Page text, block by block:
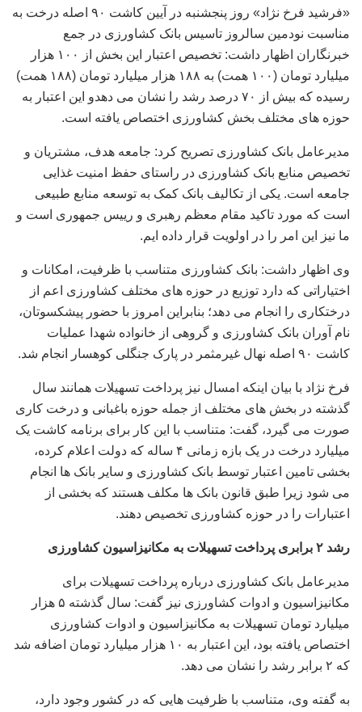
«فرشید فرخ نژاد» روز پنجشنبه در آیین کاشت ۹۰ اصله درخت به
مناسبت نودمین سالروز تاسیس بانک کشاورزی در جمع
خبرنگاران اظهار داشت: تخصیص اعتبار این بخش از ۱۰۰ هزار
میلیارد تومان (۱۰۰ همت) به ۱۸۸ هزار میلیارد تومان (۱۸۸ همت)
رسیده که بیش از ۷۰ درصد رشد را نشان می دهدو این اعتبار به
حوزه های مختلف بخش کشاورزی اختصاص یافته است.
مدیرعامل بانک کشاورزی تصریح کرد: جامعه هدف، مشتریان و
تخصیص منابع بانک کشاورزی در راستای حفظ امنیت غذایی
جامعه است. یکی از تکالیف بانک کمک به توسعه منابع طبیعی
است که مورد تاکید مقام معظم رهبری و رییس جمهوری است و
ما نیز این امر را در اولویت قرار داده ایم.
وی اظهار داشت: بانک کشاورزی متناسب با ظرفیت، امکانات و
اختیاراتی که دارد توزیع در حوزه های مختلف کشاورزی اعم از
درختکاری را انجام می دهد؛ بنابراین امروز با حضور پیشکسوتان،
نام آوران بانک کشاورزی و گروهی از خانواده شهدا عملیات
کاشت ۹۰ اصله نهال غیرمثمر در پارک جنگلی کوهسار انجام شد.
فرخ نژاد با بیان اینکه امسال نیز پرداخت تسهیلات همانند سال
گذشته در بخش های مختلف از جمله حوزه باغبانی و درخت کاری
صورت می گیرد، گفت: متناسب با این کار برای برنامه کاشت یک
میلیارد درخت در یک بازه زمانی ۴ ساله که دولت اعلام کرده،
بخشی تامین اعتبار توسط بانک کشاورزی و سایر بانک ها انجام
می شود زیرا طبق قانون بانک ها مکلف هستند که بخشی از
اعتبارات را در حوزه کشاورزی تخصیص دهند.
رشد ۲ برابری پرداخت تسهیلات به مکانیزاسیون کشاورزی
مدیرعامل بانک کشاورزی درباره پرداخت تسهیلات برای
مکانیزاسیون و ادوات کشاورزی نیز گفت: سال گذشته ۵ هزار
میلیارد تومان تسهیلات به مکانیزاسیون و ادوات کشاورزی
اختصاص یافته بود، این اعتبار به ۱۰ هزار میلیارد تومان اضافه شد
که ۲ برابر رشد را نشان می دهد.
به گفته وی، متناسب با ظرفیت هایی که در کشور وجود دارد،